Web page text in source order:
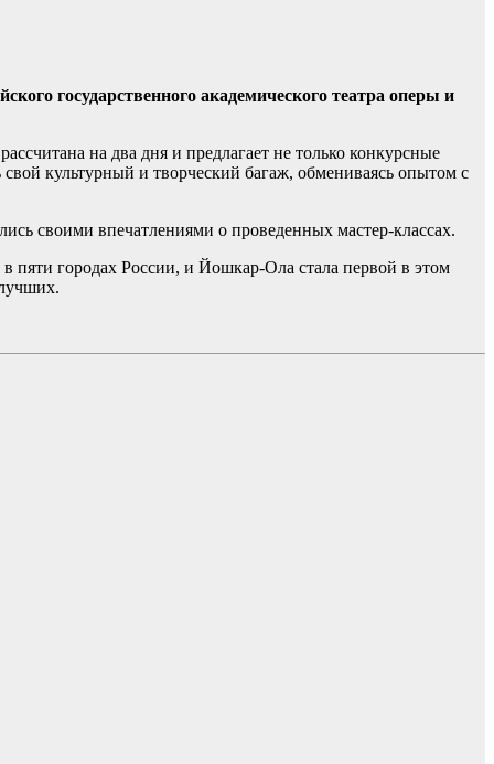
государственного академического театра оперы и
на два дня и предлагает не только конкурсные
культурный и творческий багаж, обмениваясь опытом с
своими впечатлениями о проведенных мастер-классах.
пяти городах России, и Йошкар-Ола стала первой в этом